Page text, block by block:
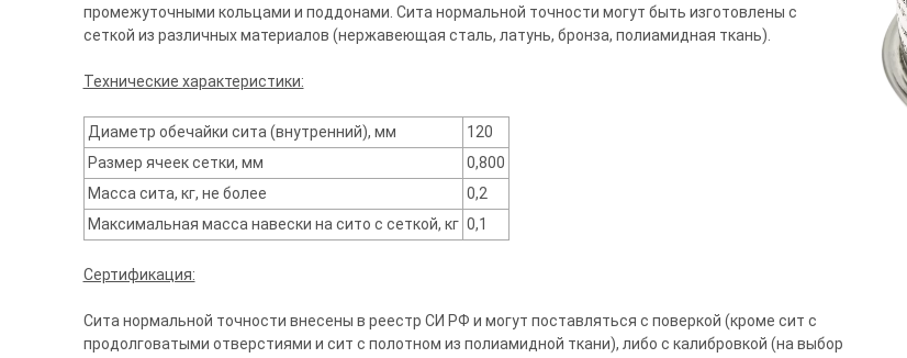
промежуточными кольцами и поддонами. Сита нормальной точности могут быть изготовлены с
сеткой из различных материалов (нержавеющая сталь, латунь, бронза, полиамидная ткань).
Технические характеристики:
Диаметр обечайки сита (внутренний), мм
120
Размер ячеек сетки, мм
0,800
Масса сита, кг, не более
0,2
Максимальная масса навески на сито с сеткой, кг 0,1
Сертификация:
Сита нормальной точности внесены в реестр СИ РФ и могут поставляться с поверкой (кроме сит с
продолговатыми отверстиями и сит с полотном из полиамидной ткани), либо с калибровкой (на выбор